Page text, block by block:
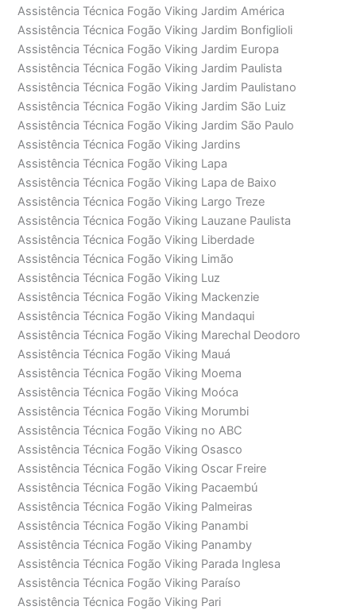
Assistência Técnica Fogão Viking Jardim América
Assistência Técnica Fogão Viking Jardim Bonfiglioli
Assistência Técnica Fogão Viking Jardim Europa
Assistência Técnica Fogão Viking Jardim Paulista
Assistência Técnica Fogão Viking Jardim Paulistano
Assistência Técnica Fogão Viking Jardim São Luiz
Assistência Técnica Fogão Viking Jardim São Paulo
Assistência Técnica Fogão Viking Jardins
Assistência Técnica Fogão Viking Lapa
Assistência Técnica Fogão Viking Lapa de Baixo
Assistência Técnica Fogão Viking Largo Treze
Assistência Técnica Fogão Viking Lauzane Paulista
Assistência Técnica Fogão Viking Liberdade
Assistência Técnica Fogão Viking Limão
Assistência Técnica Fogão Viking Luz
Assistência Técnica Fogão Viking Mackenzie
Assistência Técnica Fogão Viking Mandaqui
Assistência Técnica Fogão Viking Marechal Deodoro
Assistência Técnica Fogão Viking Mauá
Assistência Técnica Fogão Viking Moema
Assistência Técnica Fogão Viking Moóca
Assistência Técnica Fogão Viking Morumbi
Assistência Técnica Fogão Viking no ABC
Assistência Técnica Fogão Viking Osasco
Assistência Técnica Fogão Viking Oscar Freire
Assistência Técnica Fogão Viking Pacaembú
Assistência Técnica Fogão Viking Palmeiras
Assistência Técnica Fogão Viking Panambi
Assistência Técnica Fogão Viking Panamby
Assistência Técnica Fogão Viking Parada Inglesa
Assistência Técnica Fogão Viking Paraíso
Assistência Técnica Fogão Viking Pari